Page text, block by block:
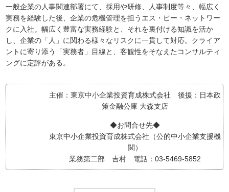
一般企業の人事関連部署にて、採用や研修、人事制度等々、幅広く
実務を経験した後、企業の危機管理を担うエス・ピー・ネットワー
クに入社。幅広く豊富な実務経験と、それを裏付ける知識を活か
し、企業の「人」に関わる様々なリスクに一貫して対応。クライア
ントに寄り添う「実務者」目線と、客観性をそなえたコンサルティ
ングに定評がある。
主催：東京中小企業投資育成株式会社 後援：日本政
策金融公庫 大森支店
◆お問合せ先◆
東京中小企業投資育成株式会社（公的中小企業支援機
関）
業務第二部 吉村 電話：03-5469-5852